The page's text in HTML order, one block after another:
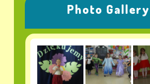
Photo Gallery